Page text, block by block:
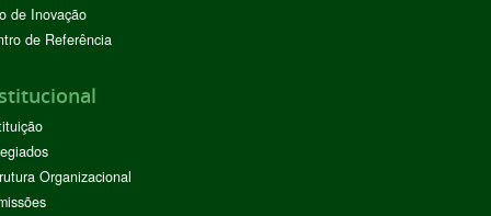
de Inovação
de Referência
Organizacional